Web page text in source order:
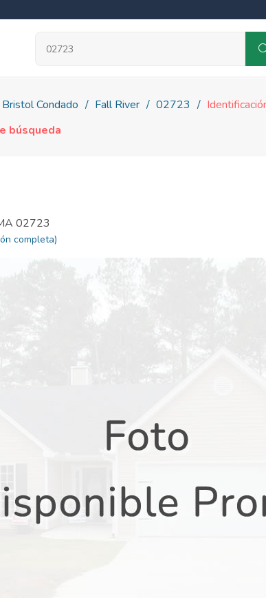
Bristol Condado Fall River 02723
búsqueda
02723
completa)